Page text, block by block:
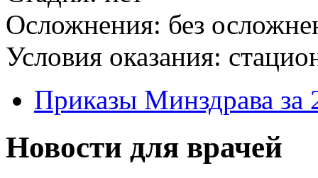
Осложнения: без
Условия оказания:
Приказы Минздрава за
Новости для врачей